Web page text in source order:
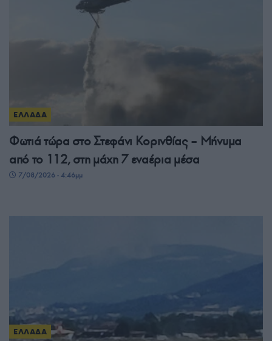
ΕΛΛΑΔΑ
Φωτιά τώρα στο Στεφάνι Κορινθίας – Μήνυμα
από το 112, στη μάχη 7 εναέρια μέσα
7/08/2026 - 4:46μμ
ΕΛΛΑΔΑ